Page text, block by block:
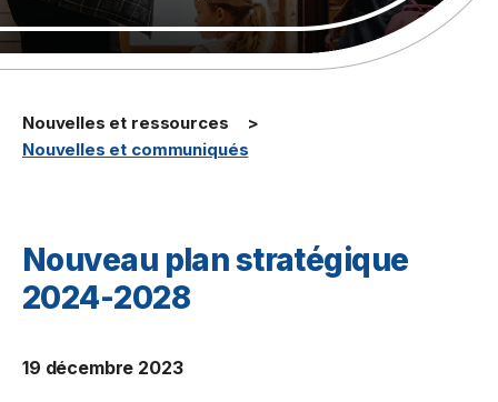
Nouvelles et ressources
Nouvelles et communiqués
Nouveau plan stratégique
2024-2028
19 décembre 2023